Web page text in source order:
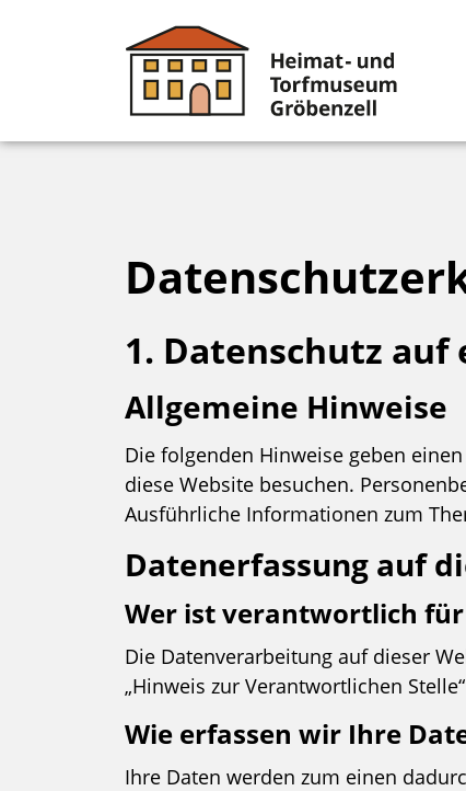
1. Datenschutz auf
Allgemeine Hinweise
Die folgenden Hinweise geben
diese Website besuchen.
Ausführliche Informationen zum
Datenerfassung auf
Wer ist verantwortlich für
Die Datenverarbeitung auf dieser
„Hinweis zur Verantwortlichen
Wie erfassen wir Ihre
Ihre Daten werden zum einen